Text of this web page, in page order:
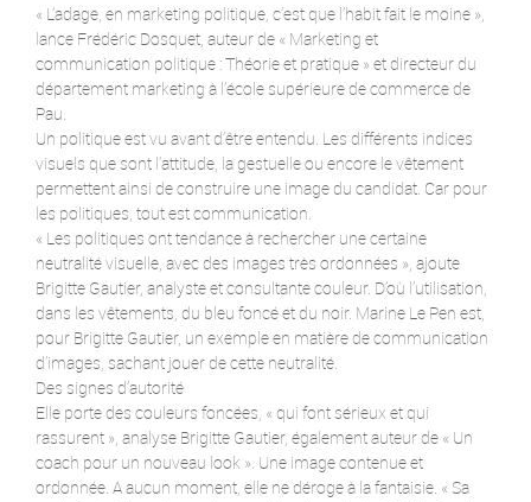
« L’adage, en marketing politique, c’est que l’habit fait le moine »,
lance Frédéric Dosquet, auteur de « Marketing et
communication politique : Théorie et pratique » et directeur du
département marketing à l’école supérieure de commerce de
Pau.
Un politique est vu avant d’être entendu. Les différents indices
visuels que sont l’attitude, la gestuelle ou encore le vêtement
permettent ainsi de construire une image du candidat. Car pour
les politiques, tout est communication.
« Les politiques ont tendance à rechercher une certaine
neutralité visuelle, avec des images très ordonnées », ajoute
Brigitte Gautier, analyste et consultante couleur. D’où l’utilisation,
dans les vêtements, du bleu foncé et du noir. Marine Le Pen est,
pour Brigitte Gautier, un exemple en matière de communication
d’images, sachant jouer de cette neutralité.
Des signes d’autorité
Elle porte des couleurs foncées, « qui font sérieux et qui
rassurent », analyse Brigitte Gautier, également auteur de « Un
coach pour un nouveau look ». Une image contenue et
ordonnée. A aucun moment, elle ne déroge à la fantaisie. « Sa